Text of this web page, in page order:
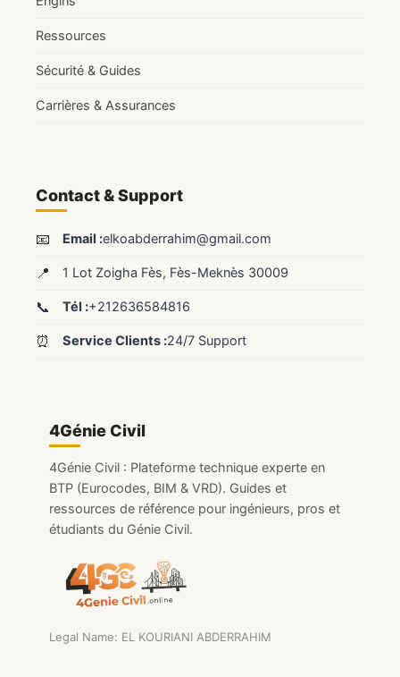
4Génie Civil
4Génie Civil : Plateforme technique experte en
BTP (Eurocodes, BIM & VRD). Guides et
ressources de référence pour ingénieurs, pros et
étudiants du Génie Civil.
Legal Name: EL KOURIANI ABDERRAHIM
Contact & Support
📧 Email :elkoabderrahim@gmail.com
📍 1 Lot Zoigha Fès, Fès-Meknès 30009
📞 Tél :+212636584816
⏰ Service Clients :24/7 Support
Ressources
Sécurité & Guides
Carrières & Assurances